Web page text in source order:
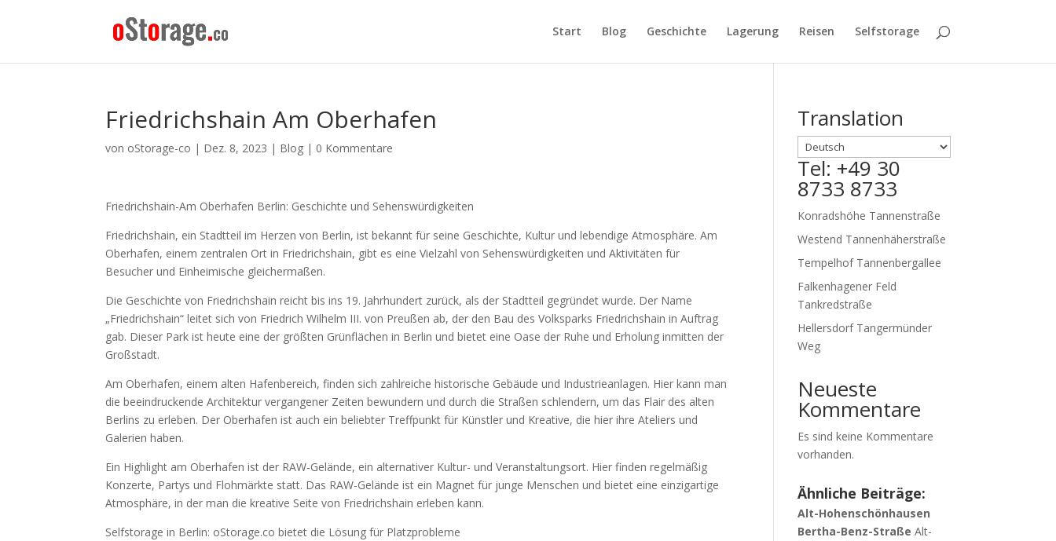
Start Blog Geschichte Lagerung Reisen Selfstorage
Friedrichshain Am Oberhafen
von oStorage-co | Dez. 8, 2023 | Blog | 0 Kommentare
Friedrichshain-Am Oberhafen Berlin: Geschichte und Sehenswürdigkeiten
Friedrichshain, ein Stadtteil im Herzen von Berlin, ist bekannt für seine Geschichte, Kultur und lebendige Atmosphäre. Am
Oberhafen, einem zentralen Ort in Friedrichshain, gibt es eine Vielzahl von Sehenswürdigkeiten und Aktivitäten für
Besucher und Einheimische gleichermaßen.
Die Geschichte von Friedrichshain reicht bis ins 19. Jahrhundert zurück, als der Stadtteil gegründet wurde. Der Name
„Friedrichshain“ leitet sich von Friedrich Wilhelm III. von Preußen ab, der den Bau des Volksparks Friedrichshain in Auftrag
gab. Dieser Park ist heute eine der größten Grünflächen in Berlin und bietet eine Oase der Ruhe und Erholung inmitten der
Großstadt.
Am Oberhafen, einem alten Hafenbereich, finden sich zahlreiche historische Gebäude und Industrieanlagen. Hier kann man
die beeindruckende Architektur vergangener Zeiten bewundern und durch die Straßen schlendern, um das Flair des alten
Berlins zu erleben. Der Oberhafen ist auch ein beliebter Treffpunkt für Künstler und Kreative, die hier ihre Ateliers und
Galerien haben.
Ein Highlight am Oberhafen ist der RAW-Gelände, ein alternativer Kultur- und Veranstaltungsort. Hier finden regelmäßig
Konzerte, Partys und Flohmärkte statt. Das RAW-Gelände ist ein Magnet für junge Menschen und bietet eine einzigartige
Atmosphäre, in der man die kreative Seite von Friedrichshain erleben kann.
Selfstorage in Berlin: oStorage.co bietet die Lösung für Platzprobleme
Translation
Tel: +49 30
8733 8733
Konradshöhe Tannenstraße
Westend Tannenhäherstraße
Tempelhof Tannenbergallee
Falkenhagener Feld
Tankredstraße
Hellersdorf Tangermünder
Weg
Neueste
Kommentare
Es sind keine Kommentare
vorhanden.
Ähnliche Beiträge:
Alt-Hohenschönhausen
Bertha-Benz-Straße Alt-